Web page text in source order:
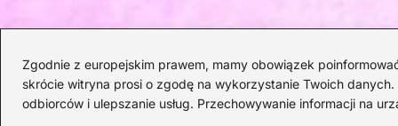
Zgodnie z europejskim prawem, mamy obowiązek
skrócie witryna prosi o zgodę na wykorzystanie Twoich
odbiorców i ulepszanie usług. Przechowywanie informacji na